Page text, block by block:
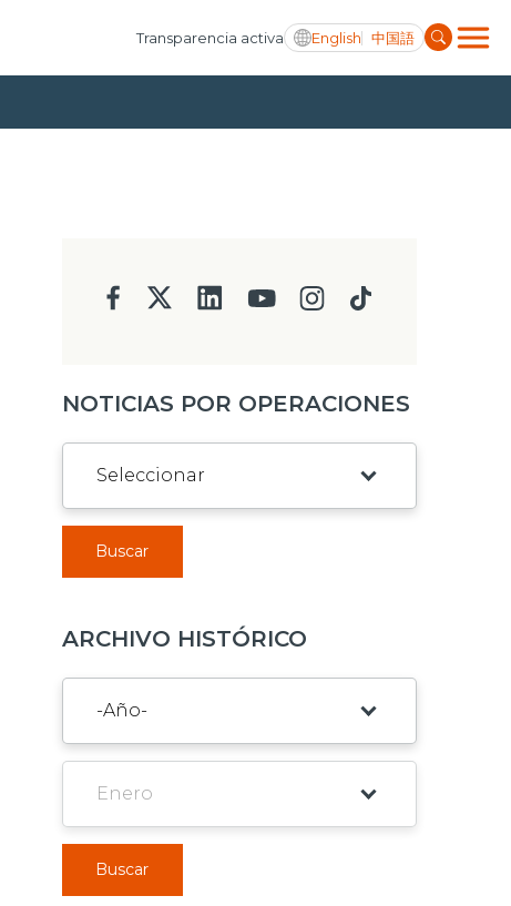
Transparencia activa English 中国語
NOTICIAS POR OPERACIONES
Buscar
ARCHIVO HISTÓRICO
Buscar